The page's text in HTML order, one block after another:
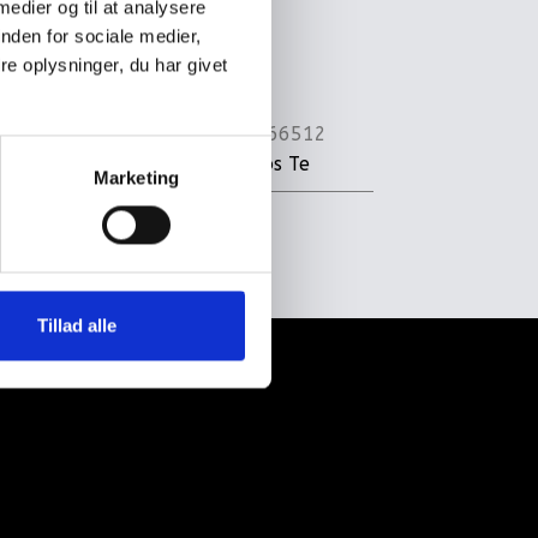
og til at analysere
for sociale medier,
oplysninger, du har givet
Marketing
Tillad alle
Varenummer66512
Kobbs Te
os